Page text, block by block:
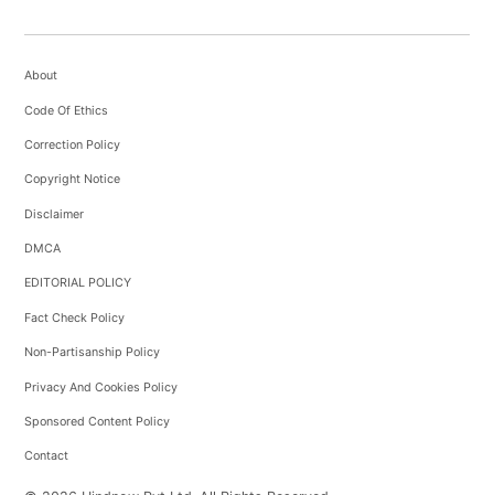
About
Code Of Ethics
Correction Policy
Copyright Notice
Disclaimer
DMCA
EDITORIAL POLICY
Fact Check Policy
Non-Partisanship Policy
Privacy And Cookies Policy
Sponsored Content Policy
Contact